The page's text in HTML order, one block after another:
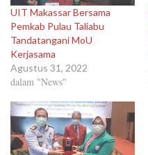
UIT Makassar Bersama
Pemkab Pulau Taliabu
Tandatangani MoU
Kerjasama
Agustus 31, 2022
dalam "News"